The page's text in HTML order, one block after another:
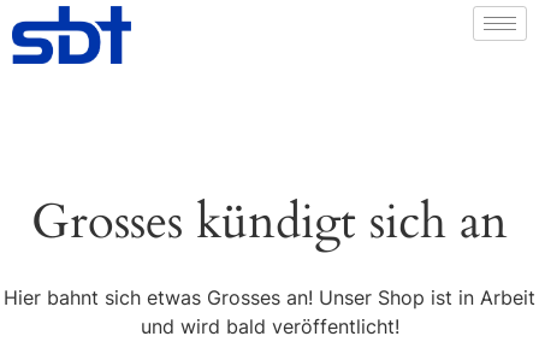
Grosses kündigt sich an
Hier bahnt sich etwas Grosses an! Unser Shop ist in Arbeit
und wird bald veröffentlicht!